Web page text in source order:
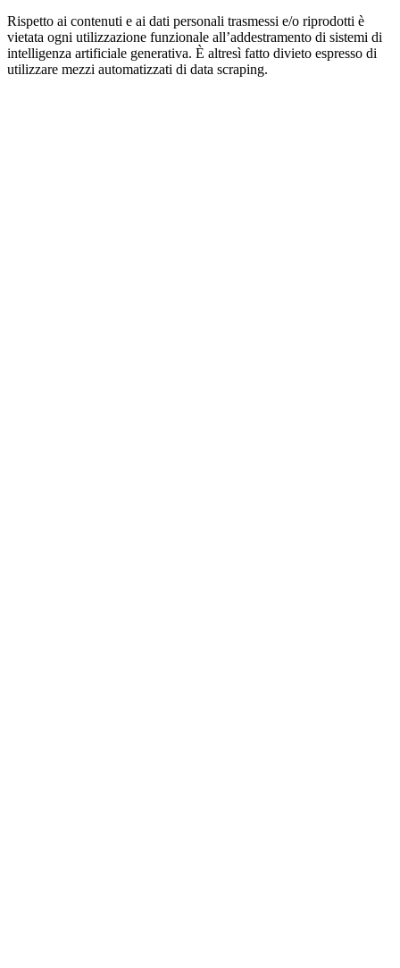
Rispetto ai contenuti e ai dati personali trasmessi e/o riprodotti è
vietata ogni utilizzazione funzionale all’addestramento di sistemi di
intelligenza artificiale generativa. È altresì fatto divieto espresso di
utilizzare mezzi automatizzati di data scraping.